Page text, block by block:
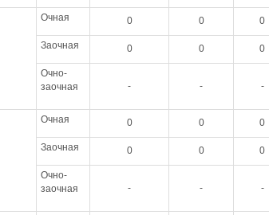
Очная 0 0 0
Заочная 0 0 0
Очно-
заочная
- - -
Очная 0 0 0
Заочная 0 0 0
Очно-
заочная
- - -